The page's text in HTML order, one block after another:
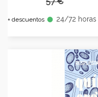
+ descuentos fiber_manual_record 24/72 horas